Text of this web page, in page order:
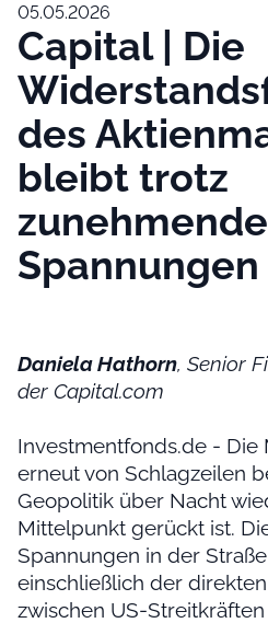
05.05.2026
Capital | Die
des
bleibt trotz
Daniela Hathorn, Senior
der Capital.com
Investmentfonds.de - Die
erneut von Schlagzeilen
Geopolitik über Nacht
Mittelpunkt gerückt ist.
Spannungen in der
einschließlich der
zwischen US-